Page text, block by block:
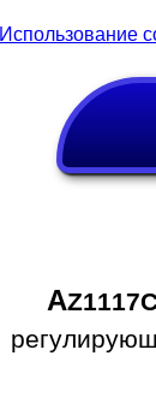
Использование
A